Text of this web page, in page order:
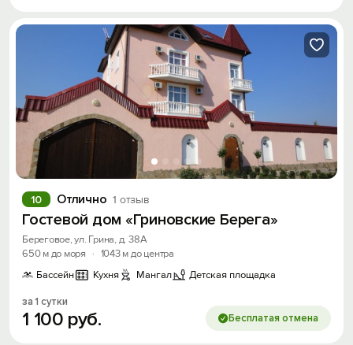
Отлично 1 отзыв
10
Гостевой дом «Гриновские Берега»
Береговое, ул. Грина, д. 38А
650 м до моря
· 1043 м до центра
Бассейн
Кухня Мангал Детская площадка
за 1 сутки
1 100 руб. Бесплатая отмена